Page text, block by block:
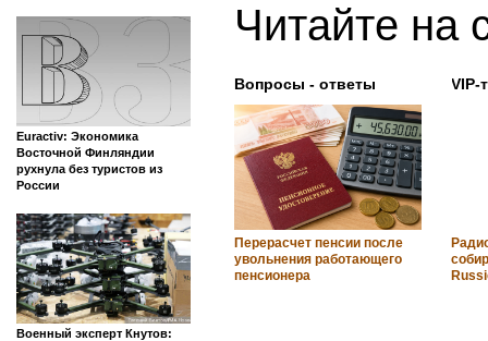
Euractiv: Экономика
Восточной Финляндии
рухнула без туристов из
России
Военный эксперт Кнутов:
Читайте на
Вопросы - ответы
Перерасчет пенсии после
увольнения работающего
пенсионера
VIP-